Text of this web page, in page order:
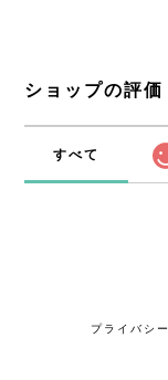
ショップの評価
すべて
プライバシ